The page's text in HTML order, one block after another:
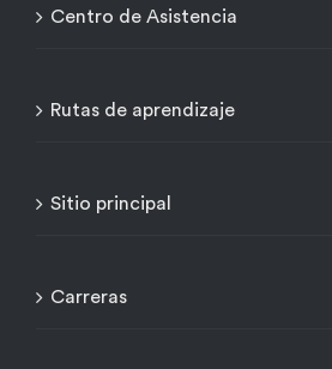
Centro de Asistencia
Rutas de aprendizaje
Sitio principal
Carreras